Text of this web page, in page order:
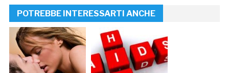
POTREBBE INTERESSARTI ANCHE